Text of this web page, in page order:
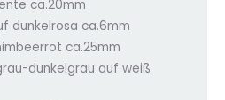
ca.20mm
dunkelrosa ca.6mm
ca.25mm
dunkelgrau auf weiß